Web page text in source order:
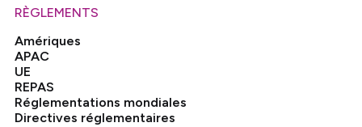
RÈGLEMENTS
Amériques
APAC
UE
REPAS
Réglementations mondiales
Directives réglementaires